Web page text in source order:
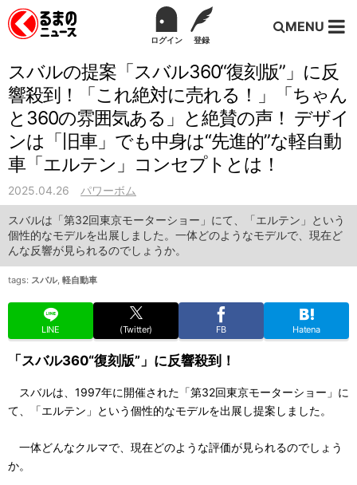
ログイン 登録
MENU
スバルの提案「スバル360“復刻版”」に反
響殺到！「これ絶対に売れる！」「ちゃん
と360の雰囲気ある」と絶賛の声！ デザイ
ンは「旧車」でも中身は“先進的”な軽自動
車「エルテン」コンセプトとは！
2025.04.26 パワーボム
スバルは「第32回東京モーターショー」にて、「エルテン」という
個性的なモデルを出展しました。一体どのようなモデルで、現在ど
んな反響が見られるのでしょうか。
tags: スバル, 軽自動車
LINE (Twitter) FB Hatena
「スバル360“復刻版”」に反響殺到！
スバルは、1997年に開催された「第32回東京モーターショー」に
て、「エルテン」という個性的なモデルを出展し提案しました。
一体どんなクルマで、現在どのような評価が見られるのでしょう
か。